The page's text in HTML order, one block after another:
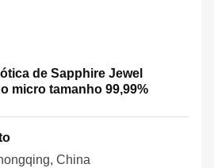
de Sapphire Jewel
micro tamanho 99,99%
China